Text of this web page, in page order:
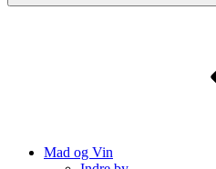
Mad og Vin